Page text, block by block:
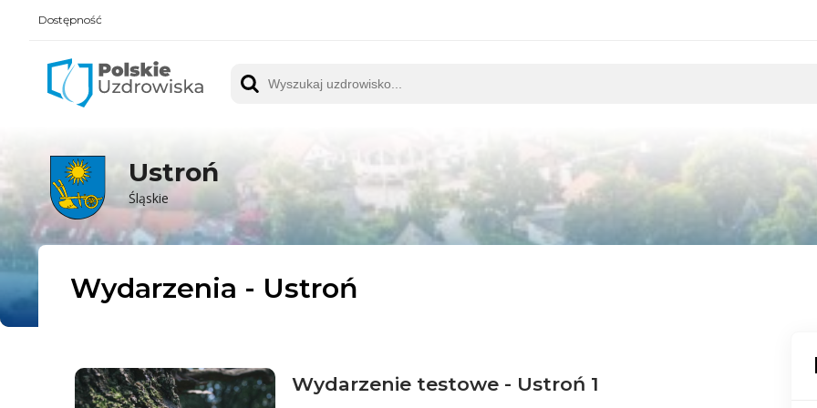
Dostępność
Ustroń
Śląskie
Wydarzenia - Ustroń
Wydarzenie testowe - Ustroń 1